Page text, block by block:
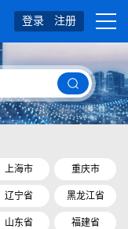
登录 注册
上海市 重庆市
辽宁省 黑龙江省
山东省 福建省